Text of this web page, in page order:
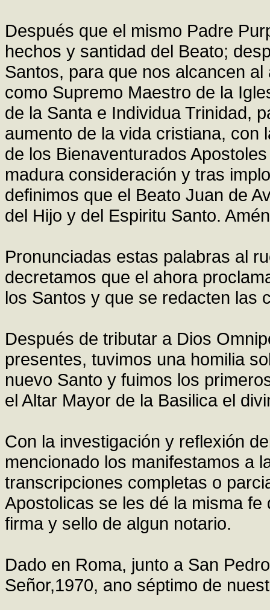
Después que el mismo Padre
hechos y santidad del Beato;
Santos, para que nos alcancen
como Supremo Maestro de la
de la Santa e Individua Trinidad,
aumento de la vida cristiana, con
de los Bienaventurados
madura consideración y tras
definimos que el Beato Juan de
del Hijo y del Espiritu Santo.
Pronunciadas estas palabras al
decretamos que el ahora
los Santos y que se redacten las
Después de tributar a Dios
presentes, tuvimos una homilia
nuevo Santo y fuimos los
el Altar Mayor de la Basilica el
Con la investigación y reflexión
mencionado los manifestamos a
transcripciones completas o
Apostolicas se les dé la misma
firma y sello de algun notario.
Dado en Roma, junto a San
Señor,1970, ano séptimo de